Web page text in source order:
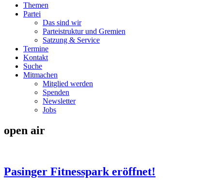
Themen
Partei
Das sind wir
Parteistruktur und Gremien
Satzung & Service
Termine
Kontakt
Suche
Mitmachen
Mitglied werden
Spenden
Newsletter
Jobs
open air
Pasinger Fitnesspark eröffnet!